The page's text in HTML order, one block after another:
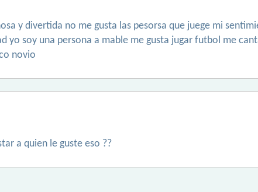
y divertida no me gusta las pesorsa que juege mi
yo soy una persona a mable me gusta jugar futbol me
novio
a quien le guste eso ??